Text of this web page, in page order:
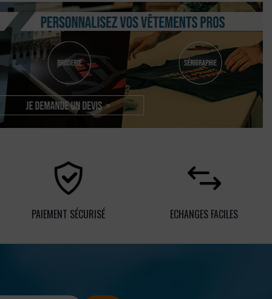
PAIEMENT SÉCURISÉ ECHANGES FACILES